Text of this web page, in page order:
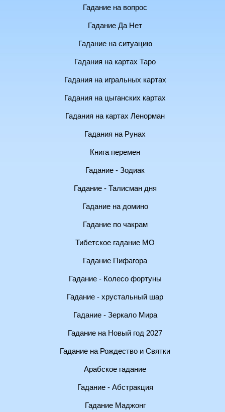
Гадание на вопрос
Гадание Да Нет
Гадание на ситуацию
Гадания на картах Таро
Гадания на игральных картах
Гадания на цыганских картах
Гадания на картах Ленорман
Гадания на Рунах
Книга перемен
Гадание - Зодиак
Гадание - Талисман дня
Гадание на домино
Гадание по чакрам
Тибетское гадание МО
Гадание Пифагора
Гадание - Колесо фортуны
Гадание - хрустальный шар
Гадание - Зеркало Мира
Гадание на Новый год 2027
Гадание на Рождество и Святки
Арабское гадание
Гадание - Абстракция
Гадание Маджонг